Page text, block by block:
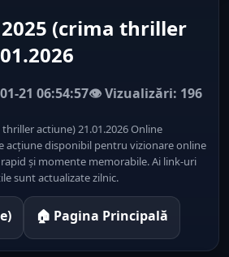
(crima thriller
21 06:54:57👁️ Vizualizări: 196
actiune) 21.01.2026 Online
acțiune disponibil pentru vizionare online
și momente memorabile. Ai link-uri
sunt actualizate zilnic.
🏠 Pagina Principală